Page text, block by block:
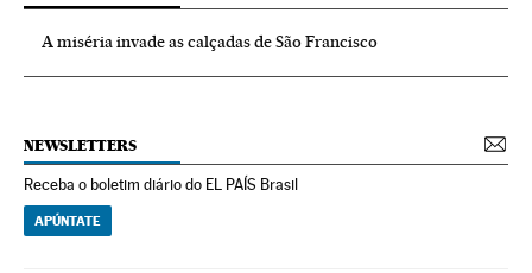
A miséria invade as calçadas de São Francisco
NEWSLETTERS
Receba o boletim diário do EL PAÍS Brasil
APÚNTATE